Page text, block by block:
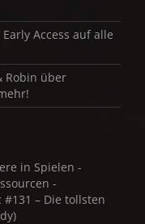
Access auf alle
Robin über
in Spielen -
-
#131 – Die tollsten